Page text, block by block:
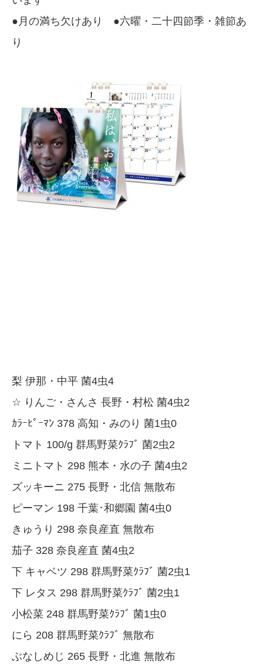
●月の満ち欠けあり ●六曜・二十四節季・雑節あ
り
梨 伊那・中平 菌4虫4
☆ りんご・さんさ 長野・村松 菌4虫2
ｶﾗｰﾋﾟｰﾏﾝ 378 高知・みのり 菌1虫0
トマト 100/g 群馬野菜ｸﾗﾌﾞ 菌2虫2
ミニトマト 298 熊本・水の子 菌4虫2
ズッキーニ 275 長野・北信 無散布
ピーマン 198 千葉･和郷園 菌4虫0
きゅうり 298 奈良産直 無散布
茄子 328 奈良産直 菌4虫2
下 キャベツ 298 群馬野菜ｸﾗﾌﾞ 菌2虫1
下 レタス 298 群馬野菜ｸﾗﾌﾞ 菌2虫1
小松菜 248 群馬野菜ｸﾗﾌﾞ 菌1虫0
にら 208 群馬野菜ｸﾗﾌﾞ 無散布
ぶなしめじ 265 長野・北進 無散布